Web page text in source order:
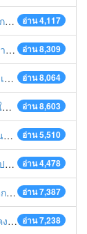
อ่าน 4,117
ร
อ่าน 8,309
อ่าน 8,064
อ่าน 8,603
อ่าน 5,510
อ่าน 4,478
อ่าน 7,387
ค
อ่าน 7,238